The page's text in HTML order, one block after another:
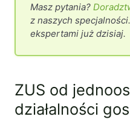
Masz pytania?
z naszych specjalności.
ekspertami już dzisiaj.
ZUS od
działalności